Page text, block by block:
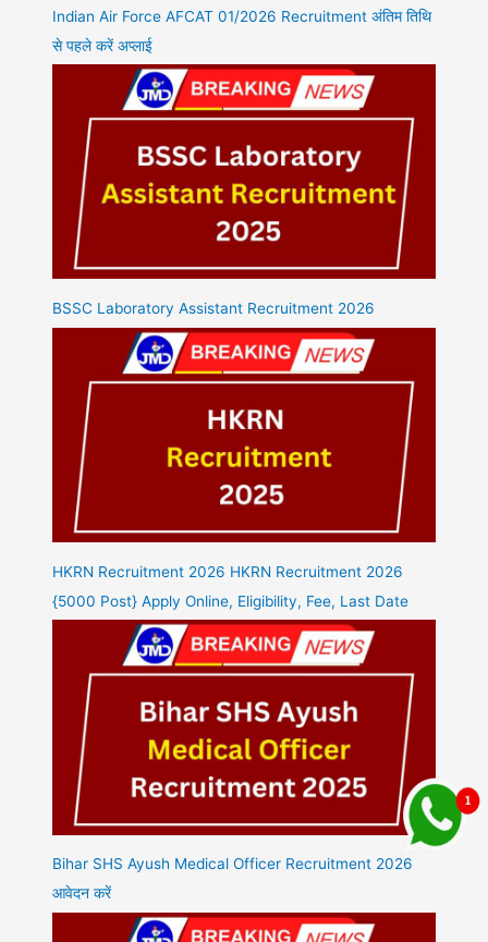
Indian Air Force AFCAT 01/2026 Recruitment अंतिम तिथि
से पहले करें अप्लाई
BSSC Laboratory Assistant Recruitment 2026
HKRN Recruitment 2026 HKRN Recruitment 2026
{5000 Post} Apply Online, Eligibility, Fee, Last Date
Bihar SHS Ayush Medical Officer Recruitment 2026
आवेदन करें